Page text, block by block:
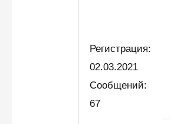
Регистрация:
02.03.2021
Сообщений:
67